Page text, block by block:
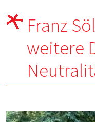
Franz
weitere